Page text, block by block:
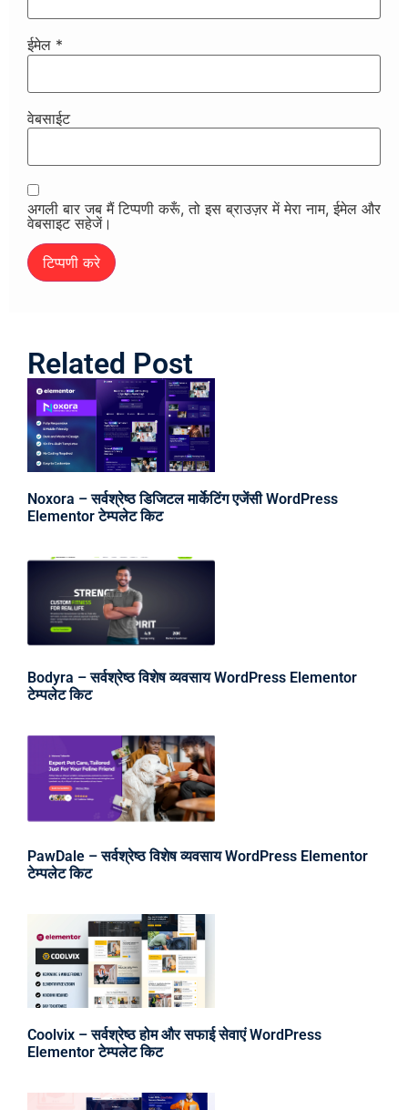
ईमेल *
वेबसाईट
अगली बार जब मैं टिप्पणी करूँ, तो इस ब्राउज़र में मेरा नाम, ईमेल और
वेबसाइट सहेजें।
Related Post
Noxora – सर्वश्रेष्ठ डिजिटल मार्केटिंग एजेंसी WordPress
Elementor टेम्पलेट किट
Bodyra – सर्वश्रेष्ठ विशेष व्यवसाय WordPress Elementor
टेम्पलेट किट
PawDale – सर्वश्रेष्ठ विशेष व्यवसाय WordPress Elementor
टेम्पलेट किट
Coolvix – सर्वश्रेष्ठ होम और सफाई सेवाएं WordPress
Elementor टेम्पलेट किट